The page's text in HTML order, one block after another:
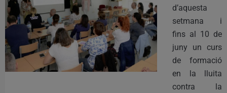
d’aquesta
setmana i
fins al 10 de
juny un curs
de formació
en la lluita
contra la